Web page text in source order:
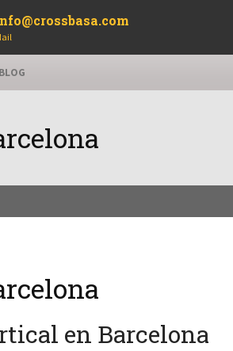
BLOG
en Barcelona